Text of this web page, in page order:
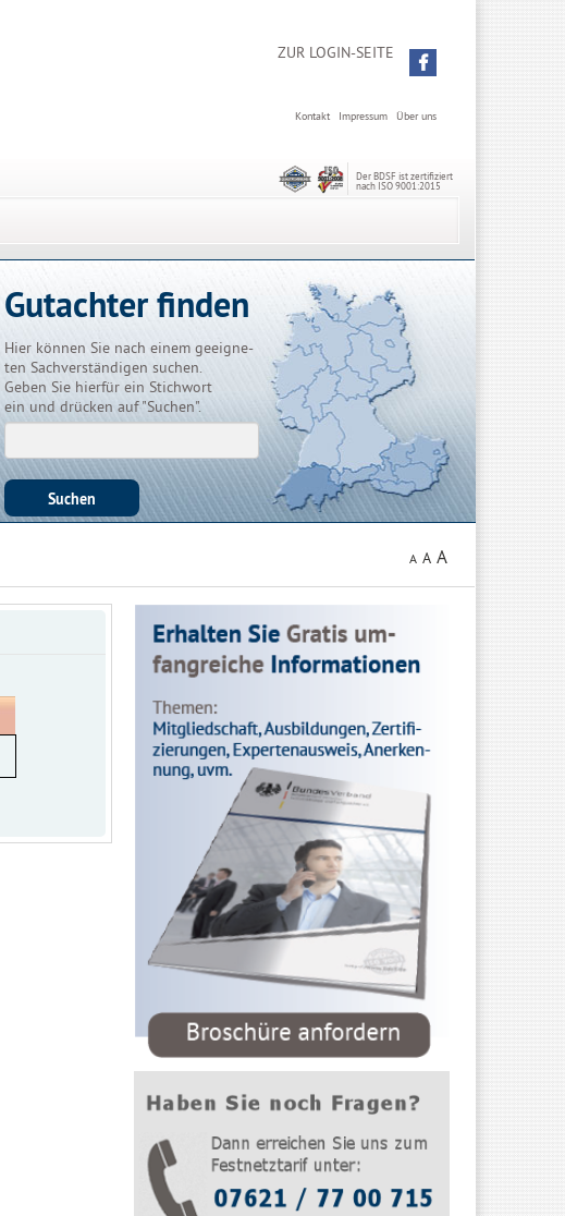
ZUR LOGIN-SEITE
Über uns
Impressum
Kontakt
Der BDSF ist zertifiziert
nach ISO 9001:2015
Gutachter finden
Hier können Sie nach einem geeigne-
ten Sachverständigen suchen.
Geben Sie hierfür ein Stichwort
ein und drücken auf "Suchen".
A A A